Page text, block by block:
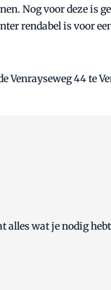
Nog voor deze is
rendabel is voor
Venrayseweg 44 te
wat je nodig hebt